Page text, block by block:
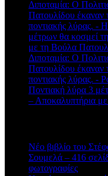
Διποταμία: Ο
Πατουλίδου έκαναν
ποντιακής λύρας. -
μέτρων θα κοσμεί
με τη Βούλα
Διποταμία: Ο
Πατουλίδου έκαναν
ποντιακής λύρας.
Ποντιακή λύρα 3
– Αποκαλυπτήρια
Νέο βιβλίο του
Σουμελά – 416
φωτογραφίες